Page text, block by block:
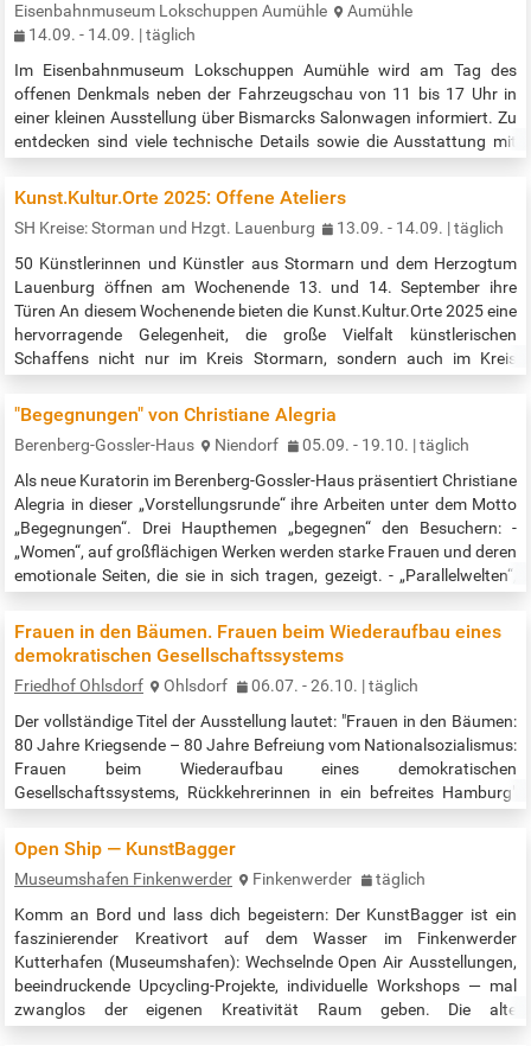
Eisenbahnmuseum Lokschuppen Aumühle
Aumühle
14.09. - 14.09. | täglich
Im Eisenbahnmuseum Lokschuppen Aumühle wird am Tag des
offenen Denkmals neben der Fahrzeugschau von 11 bis 17 Uhr in
einer kleinen Ausstellung über Bismarcks Salonwagen informiert. Zu
entdecken sind viele technische Details sowie die Ausstattung mit
nahen Friedrichsruh lebte, nutzte den Wagen lange Jahre für seine
Nürnberg. Die…
Kunst.Kultur.Orte 2025: Offene Ateliers
SH Kreise: Storman und Hzgt. Lauenburg
13.09. - 14.09. | täglich
50 Künstlerinnen und Künstler aus Stormarn und dem Herzogtum
Lauenburg öffnen am Wochenende 13. und 14. September ihre
Türen An diesem Wochenende bieten die Kunst.Kultur.Orte 2025 eine
hervorragende Gelegenheit, die große Vielfalt künstlerischen
Schaffens nicht nur im Kreis Stormarn, sondern auch im Kreis
beide Kreise als Kulturknotenpunkt Südost zusammen mit der
Arbeitsgemeinschaft „Stormarn…
"Begegnungen" von Christiane Alegria
Berenberg-Gossler-Haus Niendorf
05.09. - 19.10. | täglich
Als neue Kuratorin im Berenberg-Gossler-Haus präsentiert Christiane
Alegria in dieser „Vorstellungsrunde“ ihre Arbeiten unter dem Motto
„Begegnungen“. Drei Haupthemen „begegnen“ den Besuchern: -
„Women“, auf großflächigen Werken werden starke Frauen und deren
emotionale Seiten, die sie in sich tragen, gezeigt. - „Parallelwelten“,
Fotosprints, einen neuen Inhalt. In diese Serie hat jedes einzelne…
Frauen in den Bäumen. Frauen beim Wiederaufbau eines
demokratischen Gesellschaftssystems
Friedhof Ohlsdorf Ohlsdorf
06.07. - 26.10. | täglich
Der vollständige Titel der Ausstellung lautet: "Frauen in den Bäumen:
80 Jahre Kriegsende – 80 Jahre Befreiung vom Nationalsozialismus:
Frauen beim Wiederaufbau eines demokratischen
Gesellschaftssystems, Rückkehrerinnen in ein befreites Hamburg"
gedacht, die in der unmittelbaren Nachkriegszeit beim Wiederaufbau
der Demokratie aktiv waren. Auch werden Frauen in den Fokus
gestellt, die in der…
Open Ship — KunstBagger
Museumshafen Finkenwerder Finkenwerder
täglich
Komm an Bord und lass dich begeistern: Der KunstBagger ist ein
faszinierender Kreativort auf dem Wasser im Finkenwerder
Kutterhafen (Museumshafen): Wechselnde Open Air Ausstellungen,
beeindruckende Upcycling-Projekte, individuelle Workshops — mal
zwanglos der eigenen Kreativität Raum geben. Die alte